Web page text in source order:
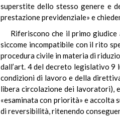
superstite dello stesso genere e
prestazione previdenziale» e
Riferiscono che il primo
siccome incompatibile con il rito
procedura civile in materia di
dall’art. 4 del decreto legislativo
condizioni di lavoro e della
libera circolazione dei lavoratori),
«esaminata con priorità» e accolta
di reversibilità, ritenendo